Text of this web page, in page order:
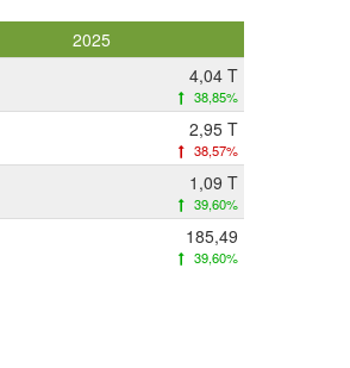
2025
4,04 T
38,85%
2,95 T
38,57%
1,09 T
39,60%
185,49
39,60%